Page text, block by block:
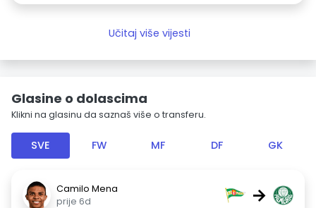
Učitaj više vijesti
Glasine o dolascima
Klikni na glasinu da saznaš više o transferu.
SVE FW MF DF GK
Camilo Mena
prije 6d
→